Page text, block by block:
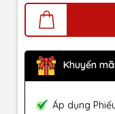
Khuyến
Áp dụng